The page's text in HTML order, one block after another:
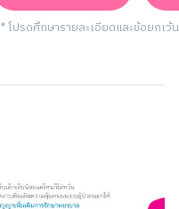
* โปรดศึกษารายละเอียดและข้อยกเ